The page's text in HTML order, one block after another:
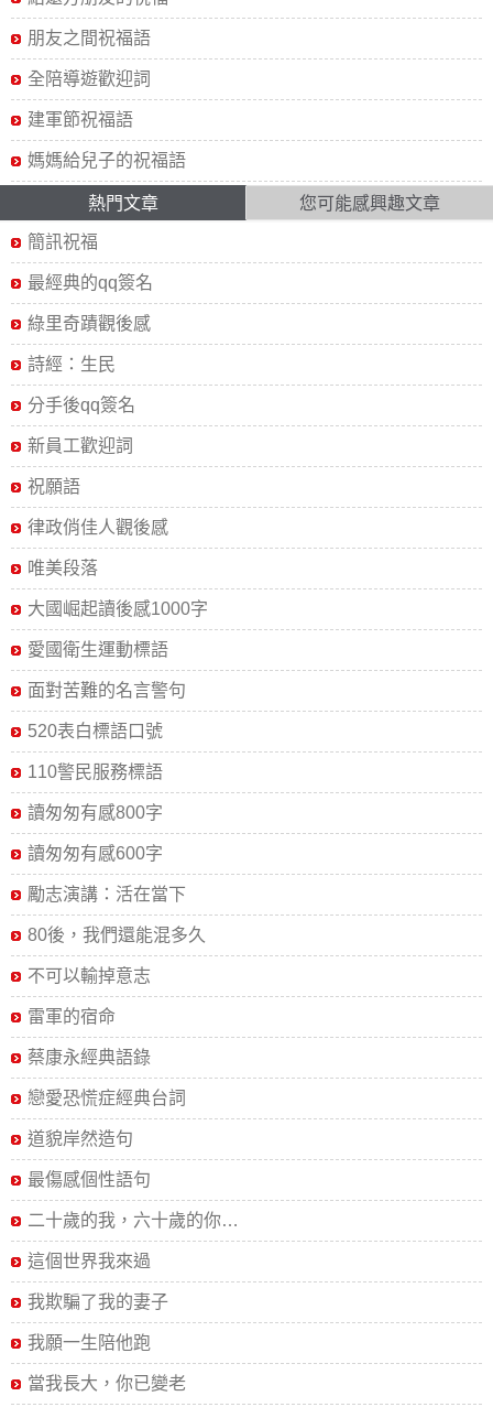
朋友之間祝福語
全陪導遊歡迎詞
建軍節祝福語
媽媽給兒子的祝福語
熱門文章 您可能感興趣文章
簡訊祝福
最經典的qq簽名
綠里奇蹟觀後感
詩經：生民
分手後qq簽名
新員工歡迎詞
祝願語
律政俏佳人觀後感
唯美段落
大國崛起讀後感1000字
愛國衛生運動標語
面對苦難的名言警句
520表白標語口號
110警民服務標語
讀匆匆有感800字
讀匆匆有感600字
勵志演講：活在當下
80後，我們還能混多久
不可以輸掉意志
雷軍的宿命
蔡康永經典語錄
戀愛恐慌症經典台詞
道貌岸然造句
最傷感個性語句
二十歲的我，六十歲的你…
這個世界我來過
我欺騙了我的妻子
我願一生陪他跑
當我長大，你已變老